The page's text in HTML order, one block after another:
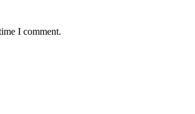
I comment.